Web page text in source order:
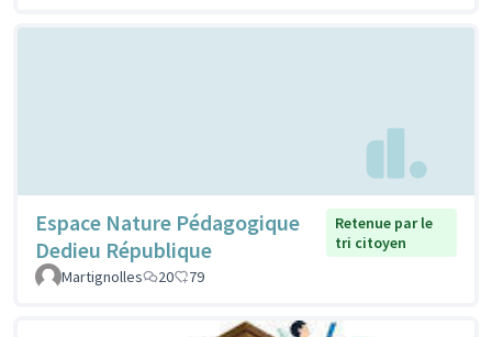
Espace Nature Pédagogique
Dedieu République
Retenue par le
tri citoyen
Martignolles
20 79